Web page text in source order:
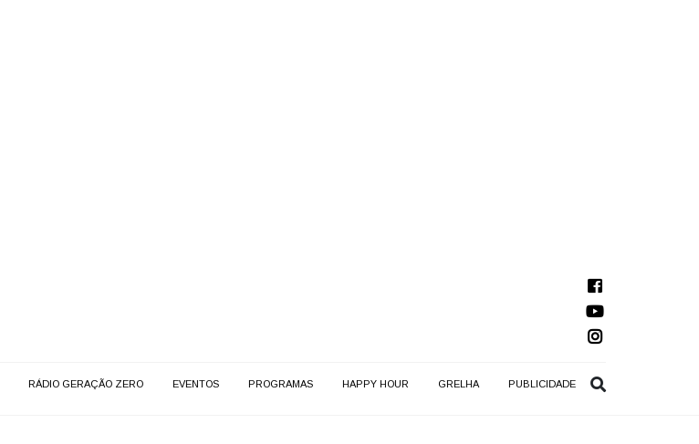
RÁDIO GERAÇÃO ZERO EVENTOS PROGRAMAS HAPPY HOUR GRELHA PUBLICIDADE